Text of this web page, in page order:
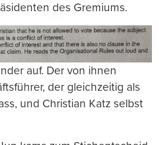
des Gremiums.
auf. Der von ihnen
der gleichzeitig als
und Christian Katz selbst